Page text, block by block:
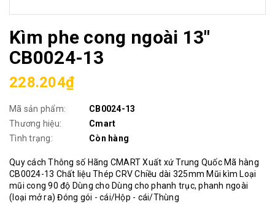
Kìm phe cong ngoài 13"
CB0024-13
228.204₫
Mã sản phẩm:
CB0024-13
Thương hiệu:
Cmart
Tình trạng:
Còn hàng
Quy cách Thông số Hãng CMART Xuất xứ Trung Quốc Mã hàng
CB0024-13 Chất liệu Thép CRV Chiều dài 325mm Mũi kìm Loại
mũi cong 90 độ Dùng cho Dùng cho phanh trục, phanh ngoài
(loại mở ra) Đóng gói - cái/Hộp - cái/Thùng